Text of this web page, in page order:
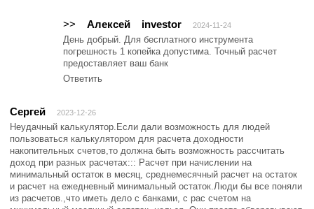
investor
>> Алексей 2024-11-24
День добрый. Для бесплатного инструмента
погрешность 1 копейка допустима. Точный расчет
предоставляет ваш банк
Ответить
Сергей 2023-12-26
Неудачный калькулятор.Если дали возможность для людей
пользоваться калькулятором для расчета доходности
накопительных счетов,то должна быть возможность рассчитать
доход при разных расчетах::: Расчет при начислении на
минимальный остаток в месяц, среднемесячный расчет на остаток
и расчет на ежедневный минимальный остаток.Люди бы все поняли
из расчетов.,что иметь дело с банками, с рас счетом на